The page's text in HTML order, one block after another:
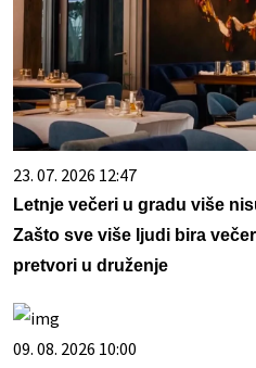
23. 07. 2026 12:47
Letnje večeri u gradu više
Zašto sve više ljudi bira
pretvori u druženje
09. 08. 2026 10:00